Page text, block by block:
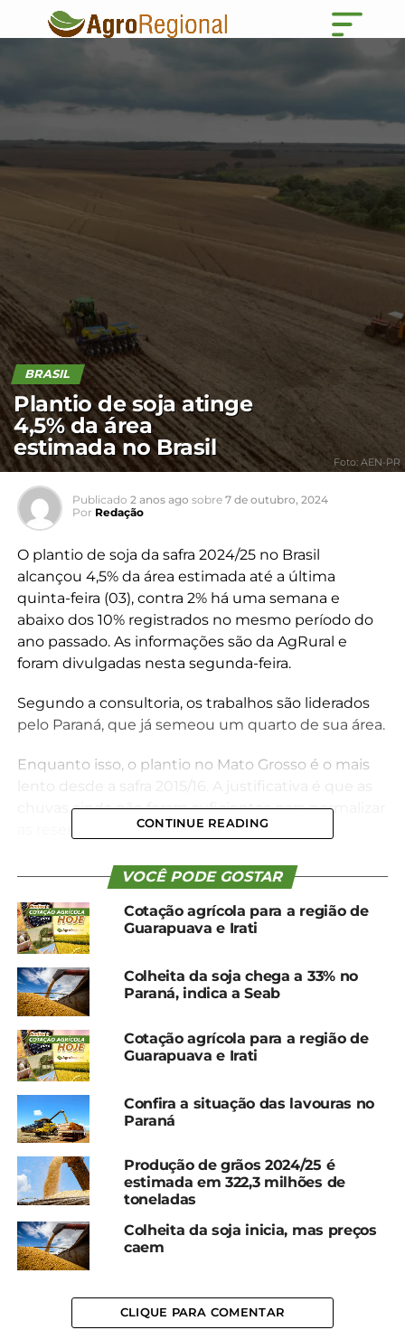
BRASIL
Plantio de soja atinge
4,5% da área
estimada no Brasil
Foto: AEN-PR
Publicado 2 anos ago sobre 7 de outubro, 2024
Por Redação
O plantio de soja da safra 2024/25 no Brasil
alcançou 4,5% da área estimada até a última
quinta-feira (03), contra 2% há uma semana e
abaixo dos 10% registrados no mesmo período do
ano passado. As informações são da AgRural e
foram divulgadas nesta segunda-feira.
Segundo a consultoria, os trabalhos são liderados
pelo Paraná, que já semeou um quarto de sua área.
Enquanto isso, o plantio no Mato Grosso é o mais
lento desde a safra 2015/16. A justificativa é que as
chuvas ainda não foram suficientes para normalizar
as reservas hídricas do solo.
O plantio de milho primeira safra, por sua vez,
atingiu 37% da área no centro-sul até a última
quinta-feira, ante 30% na semana precedente e em
linha com o índice de um ano atrás.
*ForbesAgro
Compartilhe isso:
Facebook
Relacionado
Plantio da safra verão
2023/24 de milho atinge
97,6% no Brasil
3 de janeiro, 2024
Em "Brasil"
Plantio de soja do Paraná
atinge 92% da área;
12 de novembro, 2024
Em "Paraná"
CONTINUE READING
VOCÊ PODE GOSTAR
Cotação agrícola para a região de
Guarapuava e Irati
Colheita da soja chega a 33% no
Paraná, indica a Seab
Cotação agrícola para a região de
Guarapuava e Irati
Confira a situação das lavouras no
Paraná
Produção de grãos 2024/25 é
estimada em 322,3 milhões de
toneladas
Colheita da soja inicia, mas preços
caem
CLIQUE PARA COMENTAR